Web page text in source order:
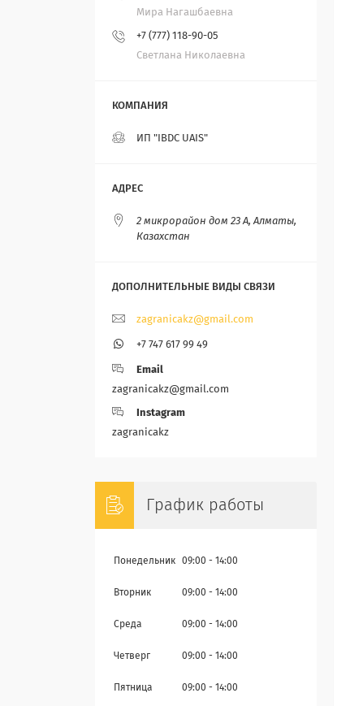
Мира Нагашбаевна
+7 (777) 118-90-05
Светлана Николаевна
ИП "IBDC UAIS"
2 микрорайон дом 23 А, Алматы,
Казахстан
zagranicakz@gmail.com
+7 747 617 99 49
Email
zagranicakz@gmail.com
Instagram
zagranicakz
График работы
Понедельник 09:00 14:00
Вторник 09:00 14:00
Среда 09:00 14:00
Четверг 09:00 14:00
Пятница 09:00 14:00